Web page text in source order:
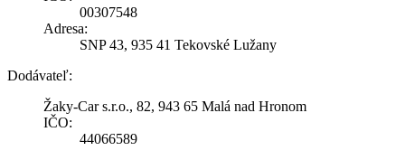
00307548
Adresa:
SNP 43, 935 41 Tekovské Lužany
Dodávateľ:
Žaky-Car s.r.o., 82, 943 65 Malá nad Hronom
IČO:
44066589